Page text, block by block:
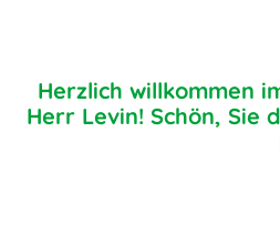
Herzlich willkommen
Herr Levin! Schön, Sie